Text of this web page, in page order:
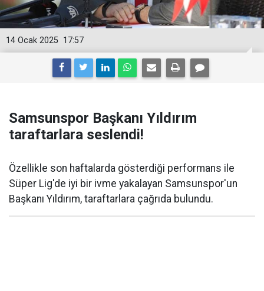
17:57
14 Ocak 2025
Samsunspor Başkanı Yıldırım
taraftarlara seslendi!
Özellikle son haftalarda gösterdiği performans ile
Süper Lig'de iyi bir ivme yakalayan Samsunspor'un
Başkanı Yıldırım, taraftarlara çağrıda bulundu.